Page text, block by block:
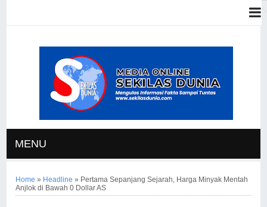
MENU
Home » Headline » Pertama Sepanjang Sejarah, Harga Minyak Mentah
Anjlok di Bawah 0 Dollar AS